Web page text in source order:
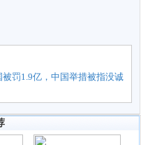
罚1.9亿，中国举措被指没诚